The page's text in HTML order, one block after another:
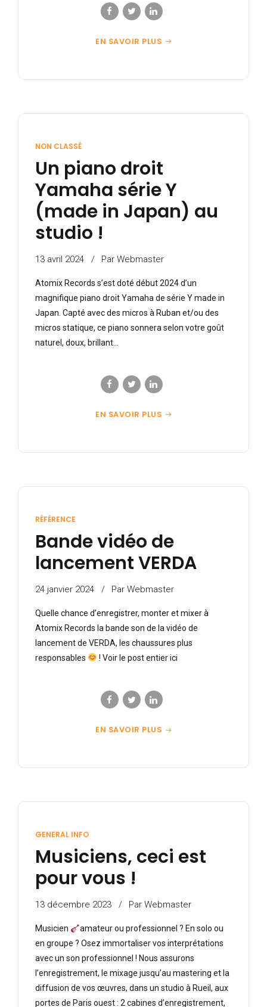
EN SAVOIR PLUS
NON CLASSÉ
Un piano droit
Yamaha série Y
(made in Japan) au
studio !
13 avril 2024 Par Webmaster
Atomix Records s’est doté début 2024 d’un
magnifique piano droit Yamaha de série Y made in
Japan. Capté avec des micros à Ruban et/ou des
micros statique, ce piano sonnera selon votre goût
naturel, doux, brillant…
EN SAVOIR PLUS
RÉFÉRENCE
Bande vidéo de
lancement VERDA
24 janvier 2024 Par Webmaster
Quelle chance d’enregistrer, monter et mixer à
Atomix Records la bande son de la vidéo de
lancement de VERDA, les chaussures plus
responsables
! Voir le post entier ici
EN SAVOIR PLUS
GENERAL INFO
Musiciens, ceci est
pour vous !
13 décembre 2023 Par Webmaster
Musicien
amateur ou professionnel ? En solo ou
en groupe ? Osez immortaliser vos interprétations
avec un son professionnel ! Nous assurons
l’enregistrement, le mixage jusqu’au mastering et la
diffusion de vos œuvres, dans un studio à Rueil, aux
portes de Paris ouest : 2 cabines d’enregistrement,